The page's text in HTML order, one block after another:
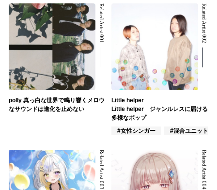
Related Artist 001
polly 真っ白な世界で鳴り響くメロウ
なサウンドは進化を止めない
Related Artist 002
Little helper
Little helper ジャンルレスに届ける
多様なポップ
#女性シンガー
#混合ユニット
Related Artist 003 Related Artist 004